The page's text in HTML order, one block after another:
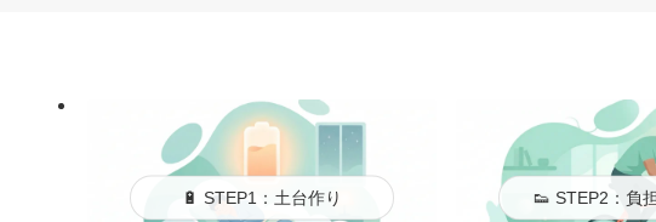
🔋 STEP1：土台作り 👟 STEP2：負